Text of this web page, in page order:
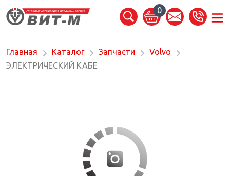
0
Главная Каталог Запчасти
Volvo
ЭЛЕКТРИЧЕСКИЙ КАБЕ